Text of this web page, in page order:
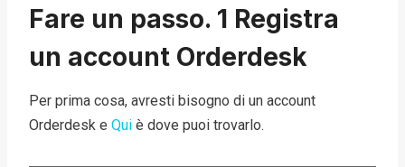
Fare un passo. 1 Registra
un account Orderdesk
Per prima cosa, avresti bisogno di un account
Orderdesk e Qui è dove puoi trovarlo.